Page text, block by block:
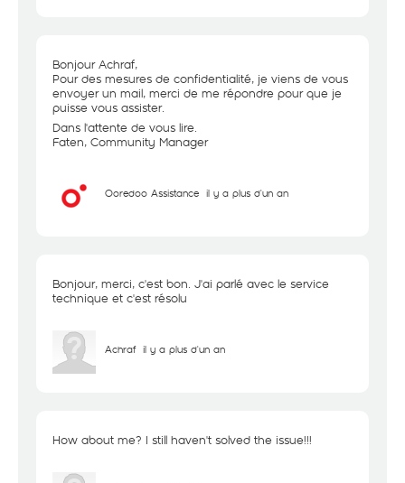
Bonjour Achraf,
Pour des mesures de confidentialité, je viens de vous
envoyer un mail, merci de me répondre pour que je
puisse vous assister.
Dans l'attente de vous lire.
Faten, Community Manager
Ooredoo Assistance il y a plus d'un an
Bonjour, merci, c'est bon. J'ai parlé avec le service
technique et c'est résolu
Achraf il y a plus d'un an
How about me? I still haven't solved the issue!!!